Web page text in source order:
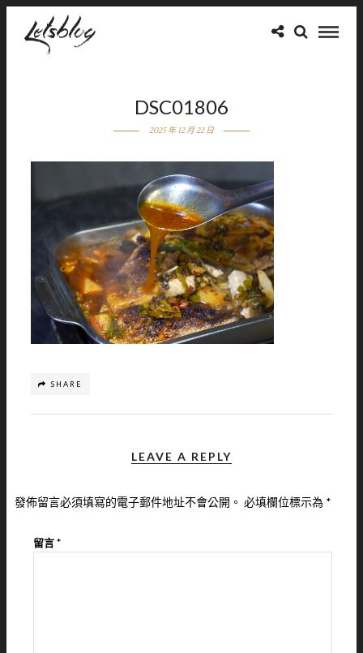
DSC01806
2025 年 12 月 22 日
SHARE
LEAVE A REPLY
發佈留言必須填寫的電子郵件地址不會公開。 必填欄位標示為 *
留言*